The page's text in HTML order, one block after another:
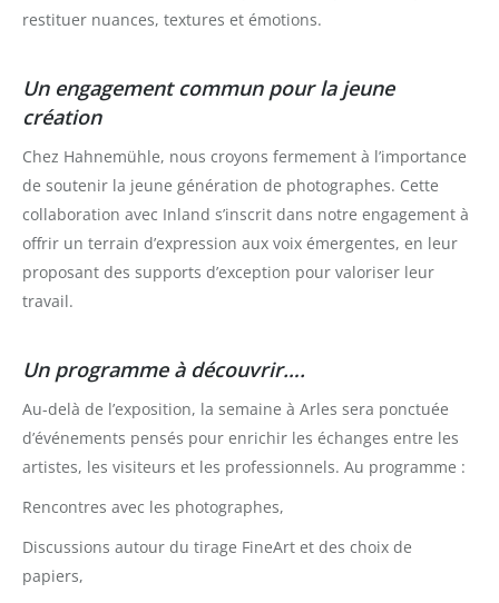
restituer nuances, textures et émotions.
Un engagement commun pour la jeune
création
Chez Hahnemühle, nous croyons fermement à l’importance
de soutenir la jeune génération de photographes. Cette
collaboration avec Inland s’inscrit dans notre engagement à
offrir un terrain d’expression aux voix émergentes, en leur
proposant des supports d’exception pour valoriser leur
travail.
Un programme à découvrir….
Au-delà de l’exposition, la semaine à Arles sera ponctuée
d’événements pensés pour enrichir les échanges entre les
artistes, les visiteurs et les professionnels. Au programme :
Rencontres avec les photographes,
Discussions autour du tirage FineArt et des choix de
papiers,